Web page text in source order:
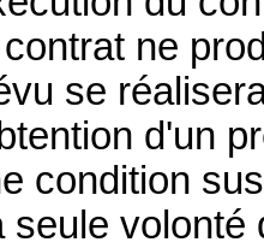
ne
se
d'un
condition
seule volonté